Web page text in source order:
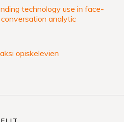
technology use in face-
analytic
opiskelevien